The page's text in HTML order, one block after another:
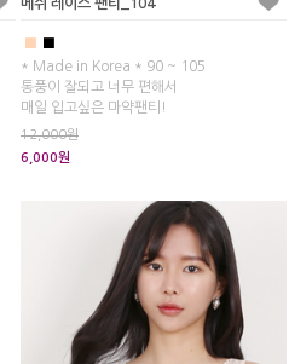
메쉬 레이스 팬티_104
■
* Made in Korea * 90 ~ 105
통풍이 잘되고 너무 편해서
매일 입고싶은 마약팬티!
12,000원
6,000원